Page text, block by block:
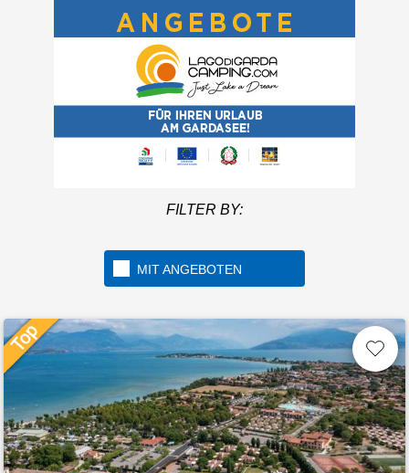
FILTER BY:
MIT ANGEBOTEN